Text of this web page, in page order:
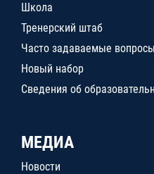
Школа
Тренерский штаб
Часто задаваемые вопросы
Новый набор
Сведения об
МЕДИА
Новости